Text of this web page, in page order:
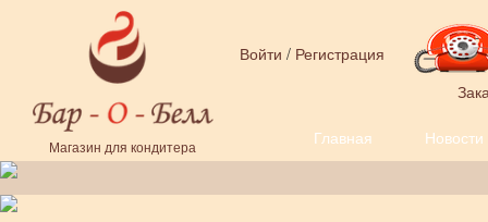
Перейти к основному содержанию
Магазин для кондитера
Войти / Регистрация
Главная Новости
Форма поиска